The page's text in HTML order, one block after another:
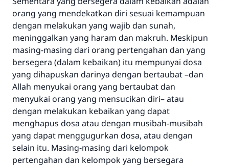
orang yang mendekatkan diri sesuai kemampuan
dengan melakukan yang wajib dan sunah,
meninggalkan yang haram dan makruh. Meskipun
masing-masing dari orang pertengahan dan yang
bersegera (dalam kebaikan) itu mempunyai dosa
yang dihapuskan darinya dengan bertaubat –dan
Allah menyukai orang yang bertaubat dan
menyukai orang yang mensucikan diri– atau
dengan melakukan kebaikan yang dapat
menghapus dosa atau dengan musibah-musibah
yang dapat menggugurkan dosa, atau dengan
selain itu. Masing-masing dari kelompok
pertengahan dan kelompok yang bersegara